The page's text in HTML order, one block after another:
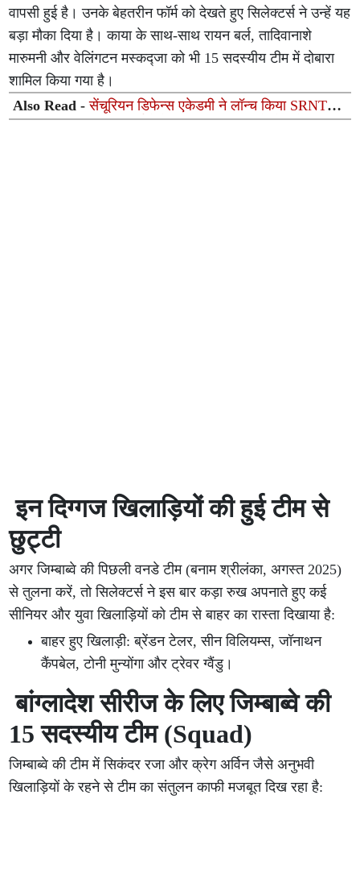
वापसी हुई है। उनके बेहतरीन फॉर्म को देखते हुए सिलेक्टर्स ने उन्हें यह
बड़ा मौका दिया है। काया के साथ-साथ रायन बर्ल, तादिवानाशे
मारुमनी और वेलिंगटन मस्कद्जा को भी 15 सदस्यीय टीम में दोबारा
शामिल किया गया है।
Also Read -सेंचूरियन डिफेन्स एकेडमी ने लॉन्च किया SRNTH
3.0, NDA-CDS अभ्यर्थियों के लिए 30 अगस्त को होगी देशव्यापी
इन दिग्गज खिलाड़ियों की हुई टीम से
छुट्टी
अगर जिम्बाब्वे की पिछली वनडे टीम (बनाम श्रीलंका, अगस्त 2025)
से तुलना करें, तो सिलेक्टर्स ने इस बार कड़ा रुख अपनाते हुए कई
सीनियर और युवा खिलाड़ियों को टीम से बाहर का रास्ता दिखाया है:
बाहर हुए खिलाड़ी: ब्रेंडन टेलर, सीन विलियम्स, जॉनाथन
कैंपबेल, टोनी मुन्योंगा और ट्रेवर ग्वैंडु।
बांग्लादेश सीरीज के लिए जिम्बाब्वे की
15 सदस्यीय टीम (Squad)
जिम्बाब्वे की टीम में सिकंदर रजा और क्रेग अर्विन जैसे अनुभवी
खिलाड़ियों के रहने से टीम का संतुलन काफी मजबूत दिख रहा है: